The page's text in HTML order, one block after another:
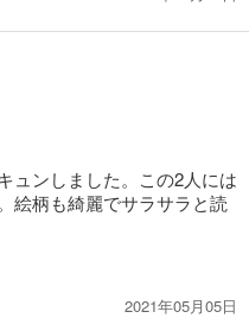
ュンしました。この2人には
絵柄も綺麗でサラサラと読
2021年05月05日